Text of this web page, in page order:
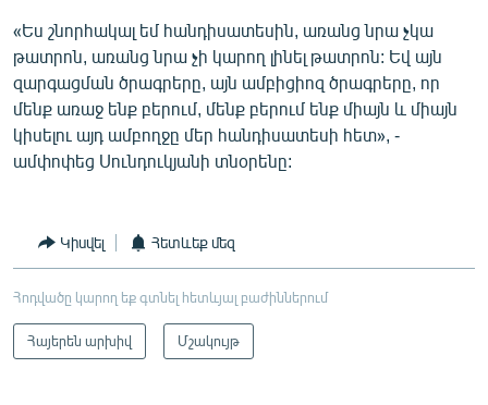
«Ես շնորհակալ եմ հանդիսատեսին, առանց նրա չկա
թատրոն, առանց նրա չի կարող լինել թատրոն: Եվ այն
զարգացման ծրագրերը, այն ամբիցիոզ ծրագրերը, որ
մենք առաջ ենք բերում, մենք բերում ենք միայն և միայն
կիսելու այդ ամբողջը մեր հանդիսատեսի հետ», -
ամփոփեց Սունդուկյանի տնօրենը:
Կիսվել Հետևեք մեզ
Հոդվածը կարող եք գտնել հետևյալ բաժիններում
Հայերեն արխիվ Մշակույթ